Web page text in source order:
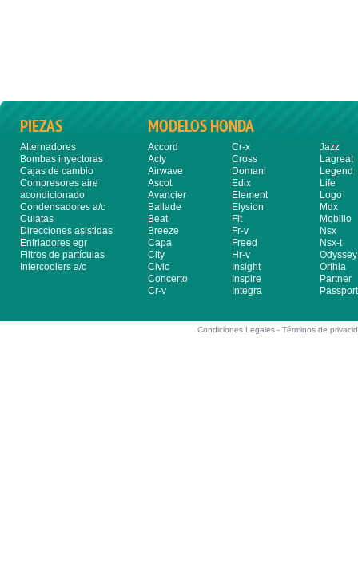
PIEZAS
Alternadores
Bombas inyectoras
Cajas de cambio
Compresores aire
acondicionado
Condensadores a/c
Culatas
Direcciones asistidas
Enfriadores egr
Filtros de partículas
Intercoolers a/c
MODELOS HONDA
Accord
Acty
Airwave
Ascot
Avancier
Ballade
Beat
Breeze
Capa
City
Civic
Concerto
Cr-v
Cr-x
Cross
Domani
Edix
Element
Elysion
Fit
Fr-v
Freed
Hr-v
Insight
Inspire
Integra
Jazz
Lagreat
Legend
Life
Logo
Mdx
Mobilio
Nsx
Nsx-t
Odyssey
Orthia
Partner
Passport
Condiciones Legales -Términos de